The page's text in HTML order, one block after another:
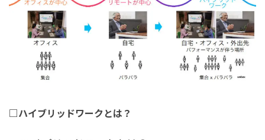
□ハイブリッドワークとは？